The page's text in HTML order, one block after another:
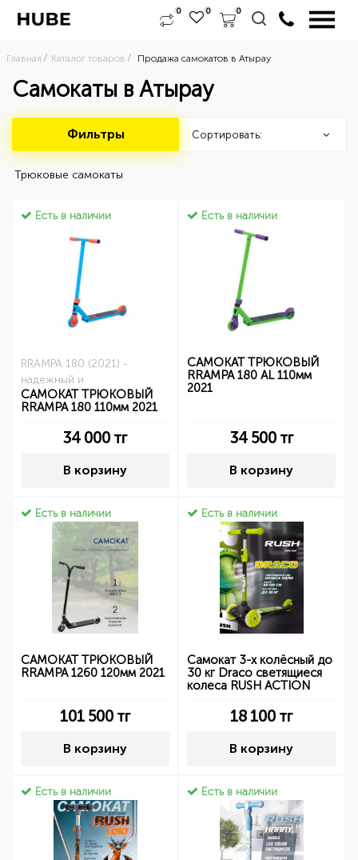
0 0 0
Главная Каталог товаров Продажа самокатов в Атырау
Самокаты в Атырау
Фильтры Сортировать:
Трюковые самокаты
Есть в наличии
RRAMPA 180 (2021) -
надежный и
САМОКАТ ТРЮКОВЫЙ
RRAMPA 180 110мм 2021
34 000 тг
В корзину
Есть в наличии
САМОКАТ ТРЮКОВЫЙ
RRAMPA 180 AL 110мм
2021
34 500тг
В корзину
Есть в наличии
САМОКАТ ТРЮКОВЫЙ
RRAMPA 1260 120мм 2021
101 500 тг
В корзину
Есть в наличии
Самокат 3-х колёсный до
30 кг Draco светящиеся
колеса RUSH ACTION
18 100 тг
В корзину
Есть в наличии Есть в наличии